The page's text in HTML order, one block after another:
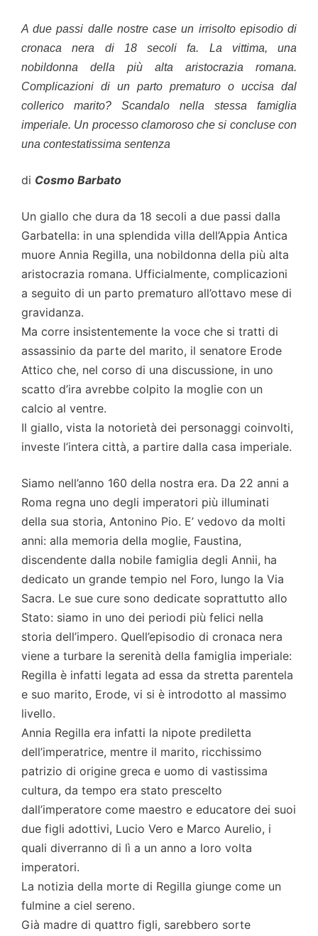
A due passi dalle nostre case un irrisolto episodio di
cronaca nera di 18 secoli fa. La vittima, una
nobildonna della più alta aristocrazia romana.
Complicazioni di un parto prematuro o uccisa dal
collerico marito? Scandalo nella stessa famiglia
imperiale. Un processo clamoroso che si concluse con
una contestatissima sentenza
di Cosmo Barbato
Un giallo che dura da 18 secoli a due passi dalla
Garbatella: in una splendida villa dell’Appia Antica
muore Annia Regilla, una nobildonna della più alta
aristocrazia romana. Ufficialmente, complicazioni
a seguito di un parto prematuro all’ottavo mese di
gravidanza.
Ma corre insistentemente la voce che si tratti di
assassinio da parte del marito, il senatore Erode
Attico che, nel corso di una discussione, in uno
scatto d’ira avrebbe colpito la moglie con un
calcio al ventre.
Il giallo, vista la notorietà dei personaggi coinvolti,
investe l’intera città, a partire dalla casa imperiale.
Siamo nell’anno 160 della nostra era. Da 22 anni a
Roma regna uno degli imperatori più illuminati
della sua storia, Antonino Pio. E’ vedovo da molti
anni: alla memoria della moglie, Faustina,
discendente dalla nobile famiglia degli Annii, ha
dedicato un grande tempio nel Foro, lungo la Via
Sacra. Le sue cure sono dedicate soprattutto allo
Stato: siamo in uno dei periodi più felici nella
storia dell’impero. Quell’episodio di cronaca nera
viene a turbare la serenità della famiglia imperiale:
Regilla è infatti legata ad essa da stretta parentela
e suo marito, Erode, vi si è introdotto al massimo
livello.
Annia Regilla era infatti la nipote prediletta
dell’imperatrice, mentre il marito, ricchissimo
patrizio di origine greca e uomo di vastissima
cultura, da tempo era stato prescelto
dall’imperatore come maestro e educatore dei suoi
due figli adottivi, Lucio Vero e Marco Aurelio, i
quali diverranno di lì a un anno a loro volta
imperatori.
La notizia della morte di Regilla giunge come un
fulmine a ciel sereno.
Già madre di quattro figli, sarebbero sorte